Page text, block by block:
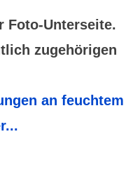
Foto-Unterseite.
zugehörigen
an feuchtem